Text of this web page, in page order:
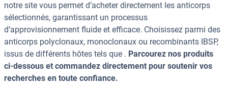
notre site vous permet d’acheter directement les anticorps
sélectionnés, garantissant un processus
d’approvisionnement fluide et efficace. Choisissez parmi des
anticorps polyclonaux, monoclonaux ou recombinants IBSP,
issus de différents hôtes tels que . Parcourez nos produits
ci-dessous et commandez directement pour soutenir vos
recherches en toute confiance.